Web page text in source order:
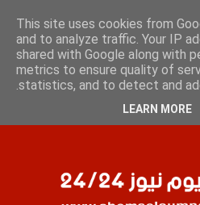
This site uses cookies from
and to analyze traffic. Your IP
shared with Google along with
metrics to ensure quality of
statistics, and to detect and
LEARN MORE